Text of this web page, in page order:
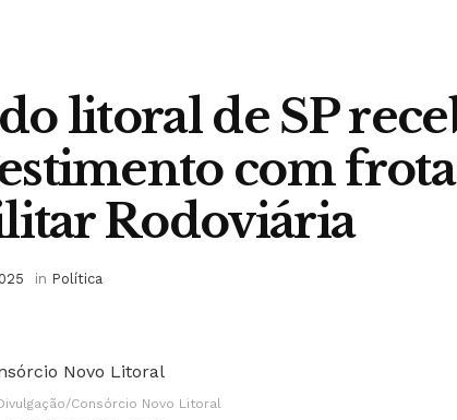
litoral de SP
com
Rodoviária
in Política
Consórcio Novo Litoral